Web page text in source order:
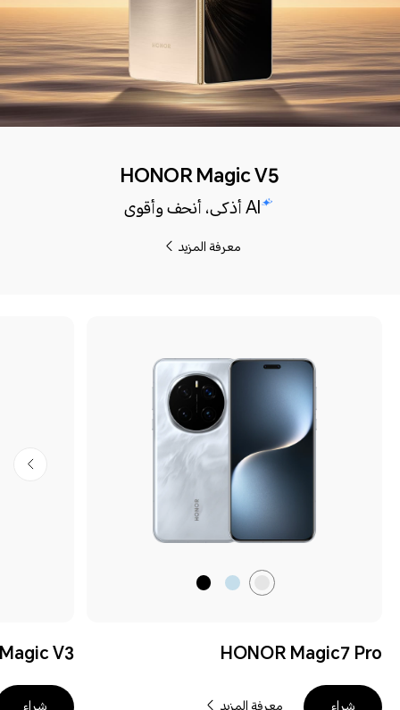
HONOR Magic V5
AI أذكى، أنحف وأقوى
معرفة المزيد
رماديأزرق
أسود
HONOR Magic7 Pro
V3